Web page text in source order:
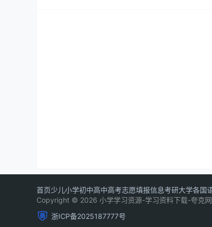
首页少儿小学初中高中高考志愿填报信息考研大学各国
Copyright © 2026 小学学习资源-学习资料下载-夸克
浙ICP备2025187777号